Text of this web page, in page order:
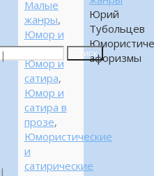
Поиск
Юрий
Тубольцев
афоризмы
Малые
жанры,
Юмор и
ирония,
Юмор и
сатира,
Юмор и
сатира в
прозе,
Юмористические
и
сатирические
|
|